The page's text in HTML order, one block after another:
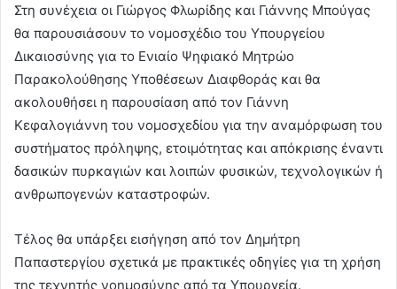
Στη συνέχεια οι Γιώργος Φλωρίδης και Γιάννης Μπούγας
θα παρουσιάσουν το νομοσχέδιο του Υπουργείου
Δικαιοσύνης για το Ενιαίο Ψηφιακό Μητρώο
Παρακολούθησης Υποθέσεων Διαφθοράς και θα
ακολουθήσει η παρουσίαση από τον Γιάννη
Κεφαλογιάννη του νομοσχεδίου για την αναμόρφωση του
συστήματος πρόληψης, ετοιμότητας και απόκρισης έναντι
δασικών πυρκαγιών και λοιπών φυσικών, τεχνολογικών ή
ανθρωπογενών καταστροφών.
Τέλος θα υπάρξει εισήγηση από τον Δημήτρη
Παπαστεργίου σχετικά με πρακτικές οδηγίες για τη χρήση
της τεχνητής νοημοσύνης από τα Υπουργεία.